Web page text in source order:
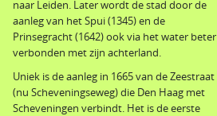
naar Leiden. Later wordt de stad door de
aanleg van het Spui (1345) en de
Prinsegracht (1642) ook via het water beter
verbonden met zijn achterland.
Uniek is de aanleg in 1665 van de Zeestraat
(nu Scheveningseweg) die Den Haag met
Scheveningen verbindt. Het is de eerste